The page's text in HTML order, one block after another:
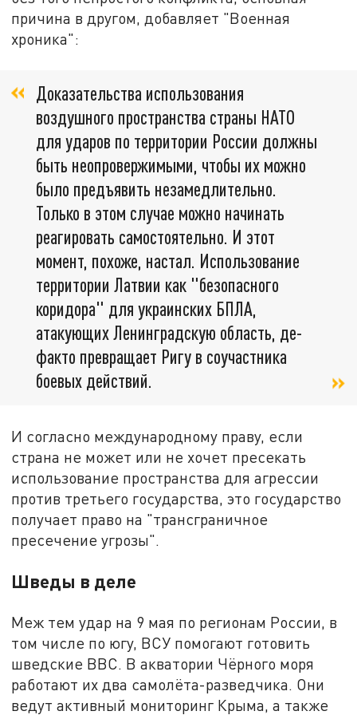
причина в другом, добавляет "Военная
хроника":
Доказательства использования
воздушного пространства страны НАТО
для ударов по территории России должны
быть неопровержимыми, чтобы их можно
было предъявить незамедлительно.
Только в этом случае можно начинать
реагировать самостоятельно. И этот
момент, похоже, настал. Использование
территории Латвии как "безопасного
коридора" для украинских БПЛА,
атакующих Ленинградскую область, де-
факто превращает Ригу в соучастника
боевых действий.
И согласно международному праву, если
страна не может или не хочет пресекать
использование пространства для агрессии
против третьего государства, это государство
получает право на "трансграничное
пресечение угрозы".
Шведы в деле
Меж тем удар на 9 мая по регионам России, в
том числе по югу, ВСУ помогают готовить
шведские ВВС. В акватории Чёрного моря
работают их два самолёта-разведчика. Они
ведут активный мониторинг Крыма, а также